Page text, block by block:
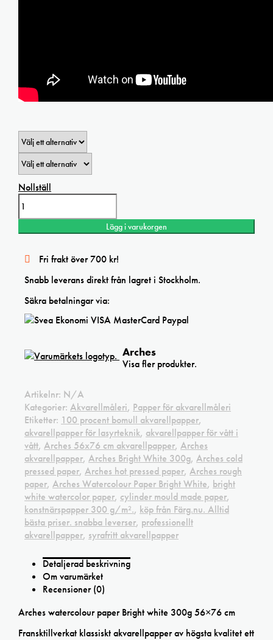
Nollställ
watercolour
paper
Bright
300g
56x76
cm
mängd
Lägg i varukorgen
Fri frakt över 700 kr!
Snabb leverans direkt från lagret i Stockholm.
Säkra betalningar via:
Arches
Visa fler produkter.
Artikelnr: N/A
Kategorier: Akvarellmåleri, Papper för akvarellmåleri
Etiketter: 100 procent bomull akvarellpapper,
akvarellpapper för lasyrteknik, akvarellpapper för vått i
vått, Arches 56x76 cm akvarellpapper, Arches
akvarellpapper, Arches Bright White 300g, Arches cold
pressed paper, Arches hot pressed paper, Arches rough
paper, Arches Watercolour Paper Bright White, bright
white watercolor paper, cylinder mould made paper,
konstnärspapper 300 g/m²., köp från Färg.nu. Alltid
bästa priser. snabba leverser, professionellt
akvarellpapper, syrafritt akvarellpapper
Detaljerad beskrivning
Om varumärket
Recensioner (0)
Arches watercolour paper Bright white 300g 56×76 cm
Fransktillverkat klassiskt akvarellpapper av högsta kvalitet ett